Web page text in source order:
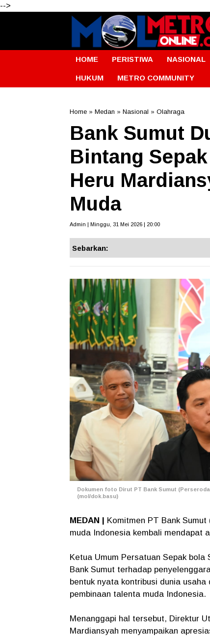
-->
HOME PERISTIWA NASIONAL
HUKUM METRO COMMUNITY
Home » Medan » Nasional » Olahraga
Bank Sumut
Bintang
Heru
Muda
Admin | Minggu, 31 Mei 2026 | 20:00
Sebarkan:
Dokumen foto Dirut PT Bank Sumut
(mol/dok.basu)
MEDAN |
Komitmen PT Bank
muda Indonesia kembali mendapat
Ketua Umum Persatuan Sepak bola
Bank Sumut terhadap
bentuk nyata kontribusi dunia
pembinaan talenta muda Indonesia.
Menanggapi hal tersebut, Direktur
Mardiansyah menyampaikan